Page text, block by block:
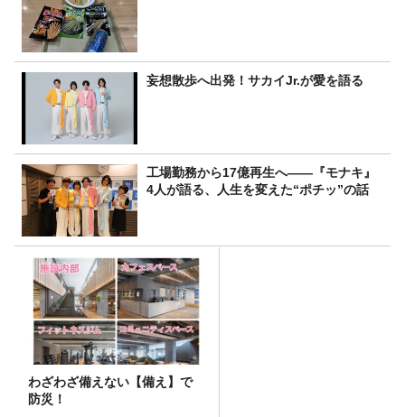
妄想散歩へ出発！サカイJr.が愛を語る
工場勤務から17億再生へ——『モナキ』
4人が語る、人生を変えた“ポチッ”の話
わざわざ備えない【備え】で
防災！